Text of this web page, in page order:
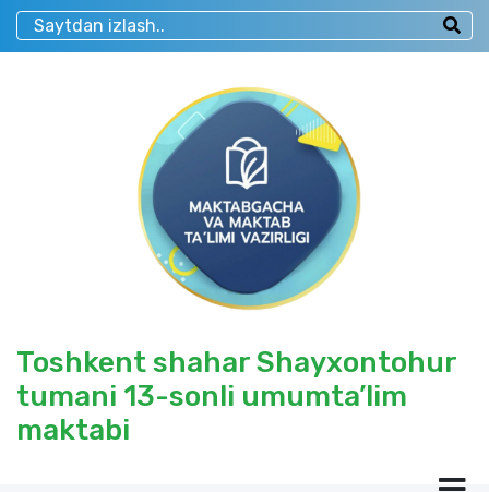
Toshkent shahar Shayxontohur
tumani 13-sonli umumta’lim
maktabi